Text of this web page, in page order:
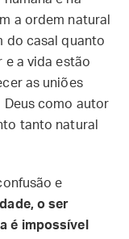
a ordem natural
do casal quanto
e a vida estão
as uniões
Deus como autor
tanto natural
e
o ser
é impossível